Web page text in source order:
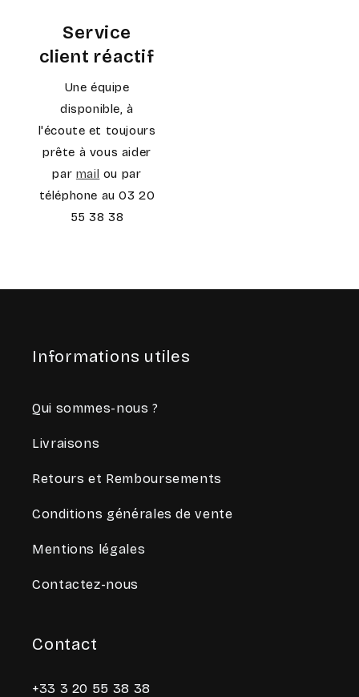
Service
client réactif
Une équipe
disponible, à
l'écoute et toujours
prête à vous aider
par mail ou par
téléphone au 03 20
55 38 38
Informations utiles
Qui sommes-nous ?
Livraisons
Retours et Remboursements
Conditions générales de vente
Mentions légales
Contactez-nous
Contact
+33 3 20 55 38 38